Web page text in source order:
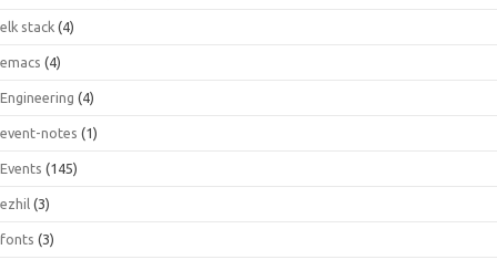
elk stack (4)
emacs (4)
Engineering (4)
event-notes (1)
Events (145)
ezhil (3)
fonts (3)